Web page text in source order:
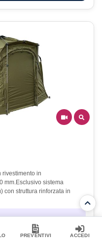
rivestimento in
mm.Esclusivo sistema
con struttura rinforzata in
PREVENTIVI ACCEDI